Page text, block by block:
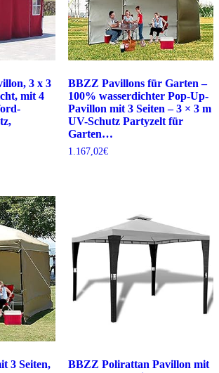
3 x 3
mit 4
BBZZ Pavillons für Garten –
100% wasserdichter Pop-Up-
Pavillon mit 3 Seiten – 3 × 3 m
UV-Schutz Partyzelt für
Garten…
1.167,02€
3 Seiten,
BBZZ Polirattan Pavillon mit